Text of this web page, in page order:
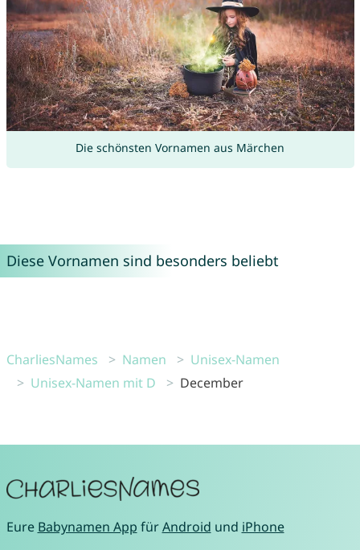
Die schönsten Vornamen aus Märchen
Diese Vornamen sind besonders beliebt
CharliesNames Namen
Unisex-Namen
Unisex-Namen mit D
December
Eure Babynamen App fürAndroid und iPhone